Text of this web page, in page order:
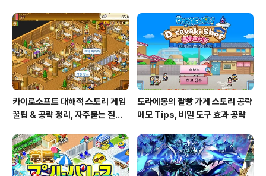
카이로소프트 대해적 스토리 게임
꿀팁 & 공략 정리, 자주묻는 질문
도라에몽의 팥빵 가게 스토리 공략
메모 Tips, 비밀 도구 효과 공략